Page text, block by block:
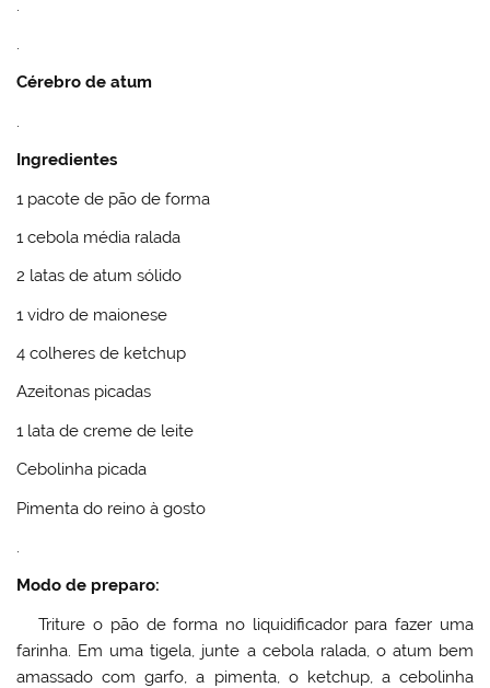
.
Cérebro de atum
.
Ingredientes
1 pacote de pão de forma
1 cebola média ralada
2 latas de atum sólido
1 vidro de maionese
4 colheres de ketchup
Azeitonas picadas
1 lata de creme de leite
Cebolinha picada
Pimenta do reino à gosto
.
Modo de preparo:
Triture o pão de forma no liquidificador para fazer uma
farinha. Em uma tigela, junte a cebola ralada, o atum bem
amassado com garfo, a pimenta, o ketchup, a cebolinha